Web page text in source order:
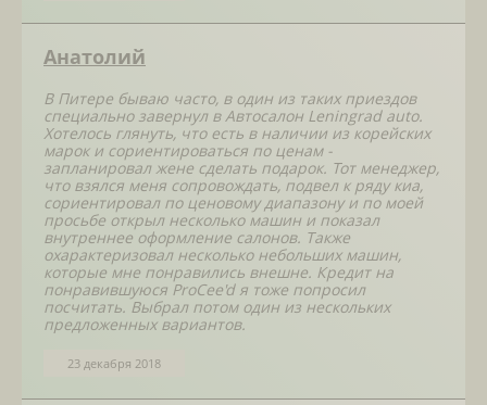
Анатолий
В Питере бываю часто, в один из таких приездов
специально завернул в Автосалон Leningrad auto.
Хотелось глянуть, что есть в наличии из корейских
марок и сориентироваться по ценам -
запланировал жене сделать подарок. Тот менеджер,
что взялся меня сопровождать, подвел к ряду киа,
сориентировал по ценовому диапазону и по моей
просьбе открыл несколько машин и показал
внутреннее оформление салонов. Также
охарактеризовал несколько небольших машин,
которые мне понравились внешне. Кредит на
понравившуюся ProCee'd я тоже попросил
посчитать. Выбрал потом один из нескольких
предложенных вариантов.
23 декабря 2018